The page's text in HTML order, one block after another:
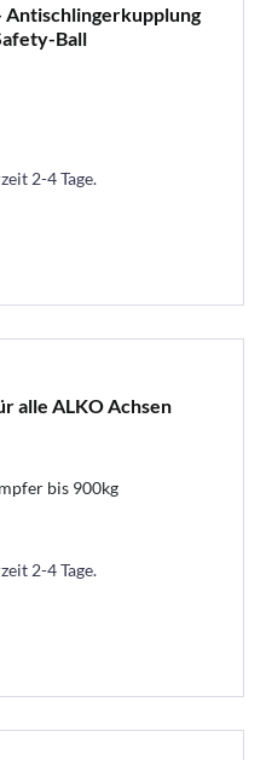
Antischlingerkupplung
Ball
2-4 Tage.
alle ALKO Achsen
bis 900kg
2-4 Tage.